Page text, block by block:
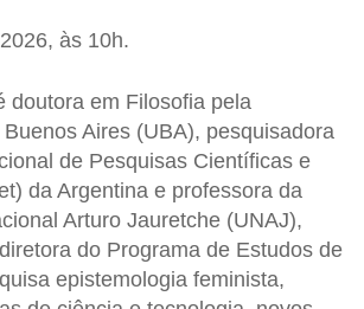
às 10h.
doutora em Filosofia pela
Aires (UBA), pesquisadora
de Pesquisas Científicas e
da Argentina e professora da
Arturo Jauretche (UNAJ),
do Programa de Estudos de
epistemologia feminista,